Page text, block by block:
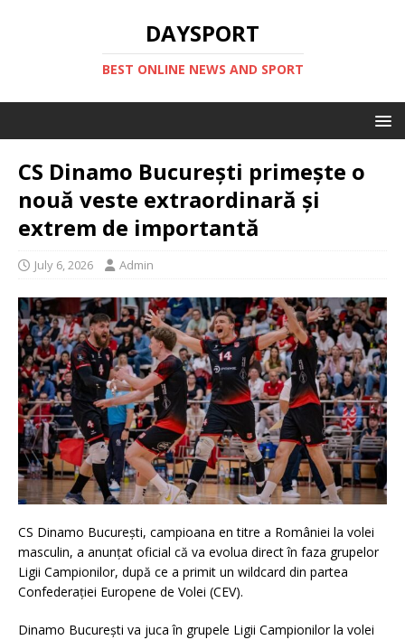
DAYSPORT
BEST ONLINE NEWS AND SPORT
CS Dinamo București primește o
nouă veste extraordinară și
extrem de importantă
July 6, 2026 Admin
CS Dinamo București, campioana en titre a României la volei
masculin, a anunțat oficial că va evolua direct în faza grupelor
Ligii Campionilor, după ce a primit un wildcard din partea
Confederației Europene de Volei (CEV).
Dinamo București va juca în grupele Ligii Campionilor la volei